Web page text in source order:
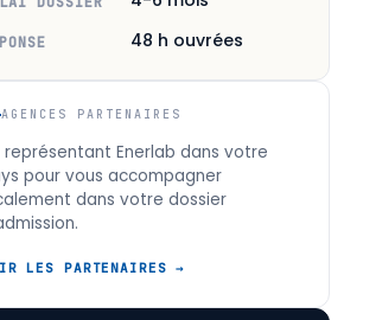
48 h ouvrées
AGENCES PARTENAIRES
représentant Enerlab dans votre
pour vous accompagner
dans votre dossier
LES PARTENAIRES →